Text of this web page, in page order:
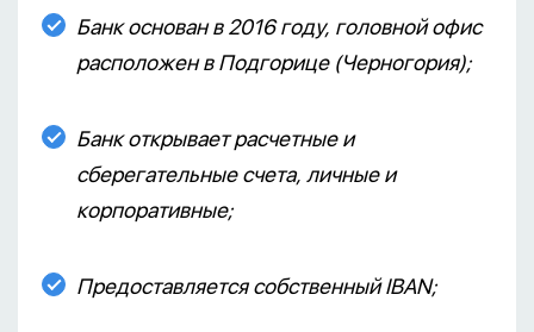
Банк основан в 2016 году, головной офис
расположен в Подгорице (Черногория);
Банк открывает расчетные и
сберегательные счета, личные и
корпоративные;
Предоставляется собственный IBAN;